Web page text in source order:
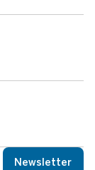
Newsletter